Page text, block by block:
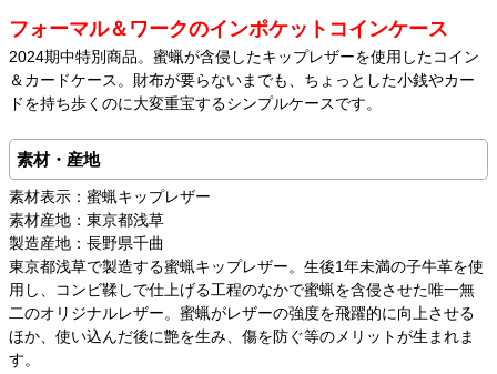
フォーマル＆ワークのインポケットコインケース
2024期中特別商品。蜜蝋が含侵したキップレザーを使用したコイン
＆カードケース。財布が要らないまでも、ちょっとした小銭やカー
ドを持ち歩くのに大変重宝するシンプルケースです。
素材・産地
素材表示：蜜蝋キップレザー
素材産地：東京都浅草
製造産地：長野県千曲
東京都浅草で製造する蜜蝋キップレザー。生後1年未満の子牛革を使
用し、コンビ鞣しで仕上げる工程のなかで蜜蝋を含侵させた唯一無
二のオリジナルレザー。蜜蝋がレザーの強度を飛躍的に向上させる
ほか、使い込んだ後に艶を生み、傷を防ぐ等のメリットが生まれま
す。